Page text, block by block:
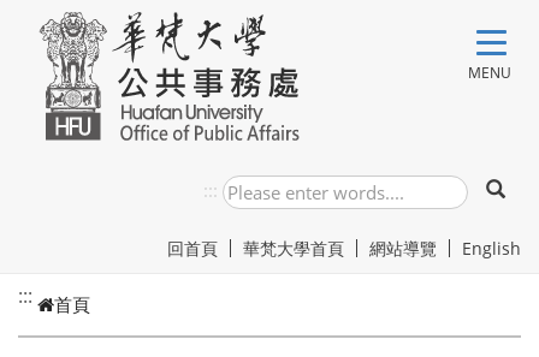
跳到主要內容
:::
回首頁 華梵大學首頁 網站導覽 English
MENU
::: 首頁